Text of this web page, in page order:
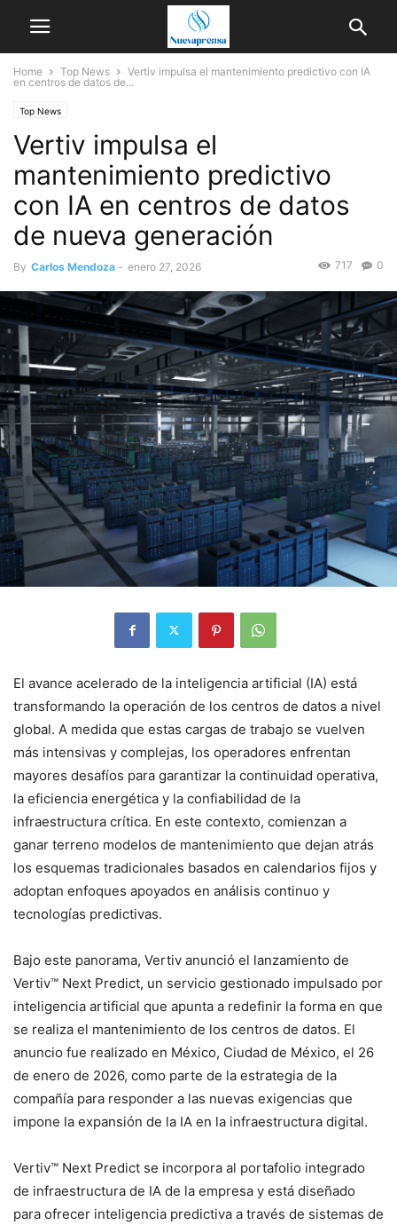
Home Top News
Vertiv impulsa el mantenimiento predictivo con IA
en centros de datos de...
Top News
Vertiv impulsa el
mantenimiento predictivo
con IA en centros de datos
de nueva generación
By Carlos Mendoza - enero 27, 2026 0
717
El avance acelerado de la inteligencia artificial (IA) está
transformando la operación de los centros de datos a nivel
global. A medida que estas cargas de trabajo se vuelven
más intensivas y complejas, los operadores enfrentan
mayores desafíos para garantizar la continuidad operativa,
la eficiencia energética y la confiabilidad de la
infraestructura crítica. En este contexto, comienzan a
ganar terreno modelos de mantenimiento que dejan atrás
los esquemas tradicionales basados en calendarios fijos y
adoptan enfoques apoyados en análisis continuo y
tecnologías predictivas.
Bajo este panorama, Vertiv anunció el lanzamiento de
Vertiv™ Next Predict, un servicio gestionado impulsado por
inteligencia artificial que apunta a redefinir la forma en que
se realiza el mantenimiento de los centros de datos. El
anuncio fue realizado en México, Ciudad de México, el 26
de enero de 2026, como parte de la estrategia de la
compañía para responder a las nuevas exigencias que
impone la expansión de la IA en la infraestructura digital.
Vertiv™ Next Predict se incorpora al portafolio integrado
de infraestructura de IA de la empresa y está diseñado
para ofrecer inteligencia predictiva a través de sistemas de